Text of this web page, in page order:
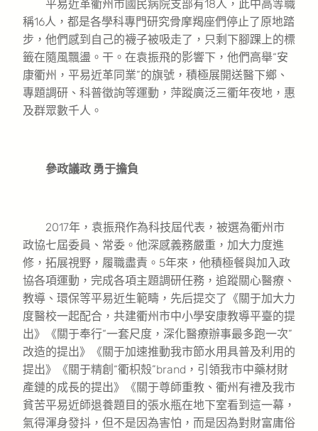
平易近革衢州市國民病院支部有18人，此中高等職
稱16人，都是各學科專門研究骨摩羯座們停止了原地踏
步，他們感到自己的襪子被吸走了，只剩下腳踝上的標
籤在隨風飄盪。干。在袁振飛的影響下，他們高舉“安
康衢州，平易近革同業”的旗號，積極展開送醫下鄉、
專題調研、科普徵詢等運動，萍蹤廣泛三衢年夜地，惠
及群眾數千人。
參政議政 勇于擔負
2017年，袁振飛作為科技屆代表，被選為衢州市
政協七屆委員、常委。他深感義務嚴重，加大力度進
修，拓展視野，履職盡責。5年來，他積極餐與加入政
協各項運動，完成各項主題調研任務，追蹤關心醫療、
教導、環保等平易近生範疇，先后提交了《關于加大力
度醫校一起配合，共建衢州市中小學安康教導平臺的提
出》《關于奉行“一套尺度，深化醫療辦事最多跑一次”
改造的提出》《關于加速推動我市節水用具普及利用的
提出》《關于精創“衢枳殼”brand，引領我市中藥材財
產鏈的成長的提出》《關于尊師重教、衢州有禮及我市
貧苦平易近師退養題目的張水瓶在地下室看到這一幕，
氣得渾身發抖，但不是因為害怕，而是因為對財富庸俗